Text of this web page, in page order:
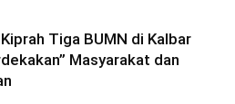
Tiga BUMN di Kalbar
Masyarakat dan